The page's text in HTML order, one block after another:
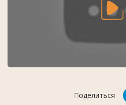
Поделиться